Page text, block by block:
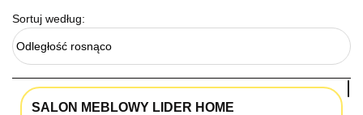
Sortuj według:
Odległość rosnąco
SALON MEBLOWY LIDER HOME